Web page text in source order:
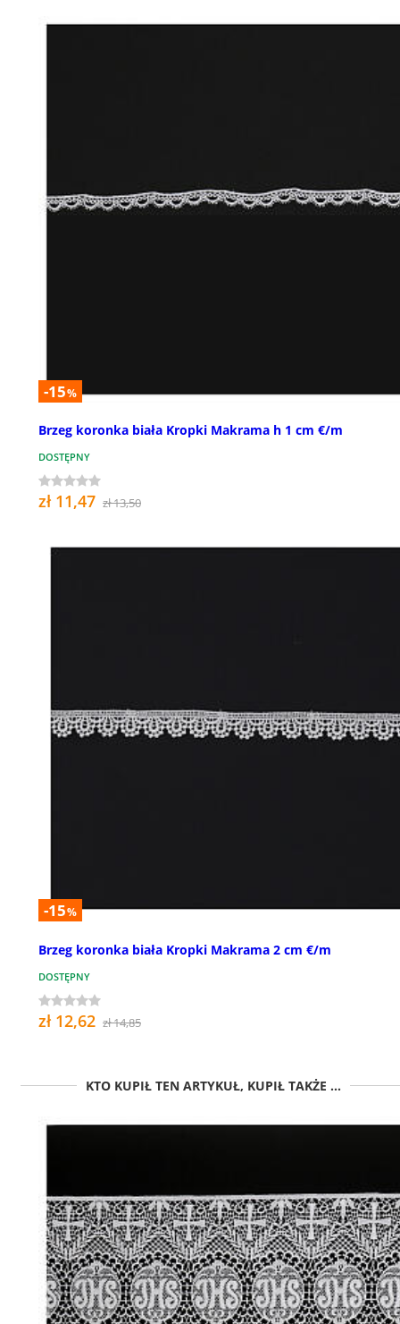
-15%
Brzeg koronka biała Kropki Makrama h 1 cm €/m
DOSTĘPNY
zł 11,47 zł 13,50
-15%
Brzeg koronka biała Kropki Makrama 2 cm €/m
DOSTĘPNY
zł 12,62 zł 14,85
KTO KUPIŁ TEN ARTYKUŁ, KUPIŁ TAKŻE ...